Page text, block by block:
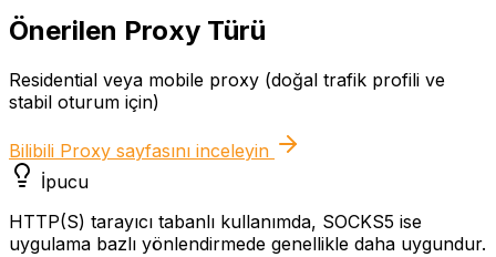
Önerilen Proxy Türü
Residential veya mobile proxy (doğal trafik profili ve
stabil oturum için)
Bilibili Proxy sayfasını inceleyin
İpucu
HTTP(S) tarayıcı tabanlı kullanımda, SOCKS5 ise
uygulama bazlı yönlendirmede genellikle daha uygundur.